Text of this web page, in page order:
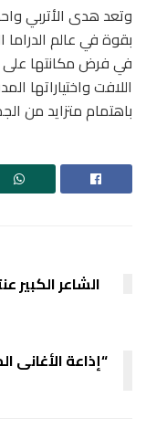
وتعد هدى الأتربي
بقوة في عالم
في فرض مكانتها على
اللافت واختياراتها
باهتمام متزايد من
الشاعر الكبير
“إذاعة الأغانى